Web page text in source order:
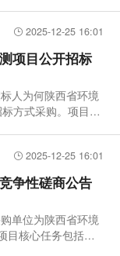
2025-12-25 16:01
项目公开招标
人为何陕西省环境
方式采购。项目聚
2025-12-25 16:01
争性磋商公告
单位为陕西省环境
目核心任务包括电